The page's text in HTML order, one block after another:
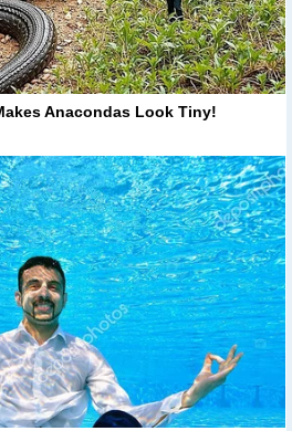
Anacondas Look Tiny!